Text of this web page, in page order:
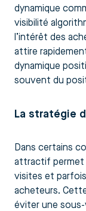
dynamique
visibilité
l’intérêt des
attire
dynamique
souvent du
La stratégie
Dans certains
attractif permet
visites et
acheteurs.
éviter une